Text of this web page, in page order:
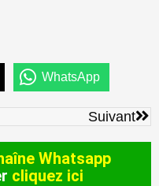
WhatsApp
Suivant
Whatsapp
cliquez ici